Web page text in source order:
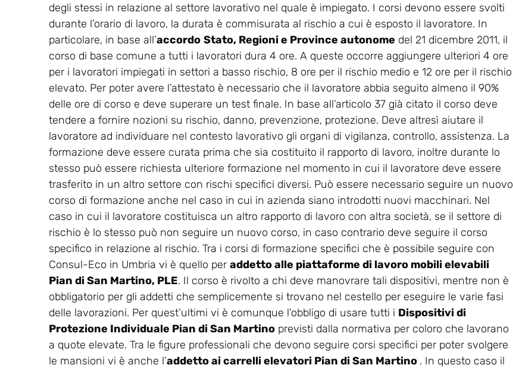
degli stessi in relazione al settore lavorativo nel quale è impiegato. I corsi devono essere svolti
durante l’orario di lavoro, la durata è commisurata al rischio a cui è esposto il lavoratore. In
particolare, in base all’accordo Stato, Regioni e Province autonome del 21 dicembre 2011, il
corso di base comune a tutti i lavoratori dura 4 ore. A queste occorre aggiungere ulteriori 4 ore
per i lavoratori impiegati in settori a basso rischio, 8 ore per il rischio medio e 12 ore per il rischio
elevato. Per poter avere l’attestato è necessario che il lavoratore abbia seguito almeno il 90%
delle ore di corso e deve superare un test finale. In base all’articolo 37 già citato il corso deve
tendere a fornire nozioni su rischio, danno, prevenzione, protezione. Deve altresì aiutare il
lavoratore ad individuare nel contesto lavorativo gli organi di vigilanza, controllo, assistenza. La
formazione deve essere curata prima che sia costituito il rapporto di lavoro, inoltre durante lo
stesso può essere richiesta ulteriore formazione nel momento in cui il lavoratore deve essere
trasferito in un altro settore con rischi specifici diversi. Può essere necessario seguire un nuovo
corso di formazione anche nel caso in cui in azienda siano introdotti nuovi macchinari. Nel
caso in cui il lavoratore costituisca un altro rapporto di lavoro con altra società, se il settore di
rischio è lo stesso può non seguire un nuovo corso, in caso contrario deve seguire il corso
specifico in relazione al rischio. Tra i corsi di formazione specifici che è possibile seguire con
Consul-Eco in Umbria vi è quello per addetto alle piattaforme di lavoro mobili elevabili
Pian di San Martino, PLE. Il corso è rivolto a chi deve manovrare tali dispositivi, mentre non è
obbligatorio per gli addetti che semplicemente si trovano nel cestello per eseguire le varie fasi
delle lavorazioni. Per quest’ultimi vi è comunque l’obbligo di usare tutti i Dispositivi di
Protezione Individuale Pian di San Martino previsti dalla normativa per coloro che lavorano
a quote elevate. Tra le figure professionali che devono seguire corsi specifici per poter svolgere
le mansioni vi è anche l’addetto ai carrelli elevatori Pian di San Martino . In questo caso il